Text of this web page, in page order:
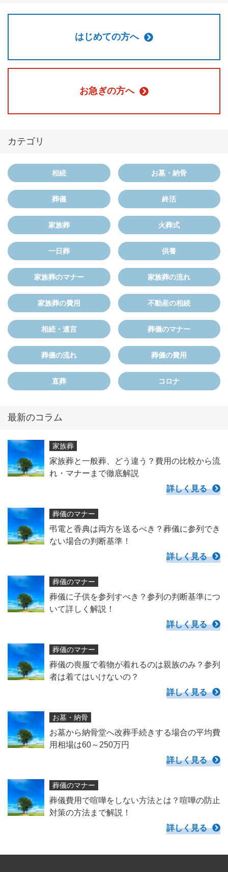
はじめての方へ
お急ぎの方へ
カテゴリ
相続 お墓・納骨
葬儀 終活
家族葬 火葬式
一日葬 供養
家族葬のマナー 家族葬の流れ
家族葬の費用 不動産の相続
相続・遺言 葬儀のマナー
葬儀の流れ 葬儀の費用
直葬 コロナ
最新のコラム
家族葬
家族葬と一般葬、どう違う？費用の比較から流
れ・マナーまで徹底解説
詳しく見る
葬儀のマナー
弔電と香典は両方を送るべき？葬儀に参列でき
ない場合の判断基準！
詳しく見る
葬儀のマナー
葬儀に子供を参列すべき？参列の判断基準につ
いて詳しく解説！
詳しく見る
葬儀のマナー
葬儀の喪服で着物が着れるのは親族のみ？参列
者は着てはいけないの？
詳しく見る
お墓・納骨
お墓から納骨堂へ改葬手続きする場合の平均費
用相場は60～250万円
詳しく見る
葬儀のマナー
葬儀費用で喧嘩をしない方法とは？喧嘩の防止
対策の方法まで解説！
詳しく見る